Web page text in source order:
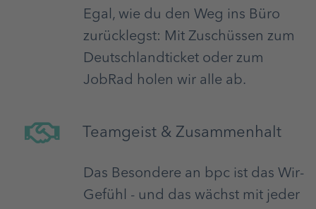
Egal, wie du den Weg ins Büro
zurücklegst: Mit Zuschüssen zum
Deutschlandticket oder zum
JobRad holen wir alle ab.
Teamgeist & Zusammenhalt
Das Besondere an bpc ist das Wir-
Gefühl - und das wächst mit jeder